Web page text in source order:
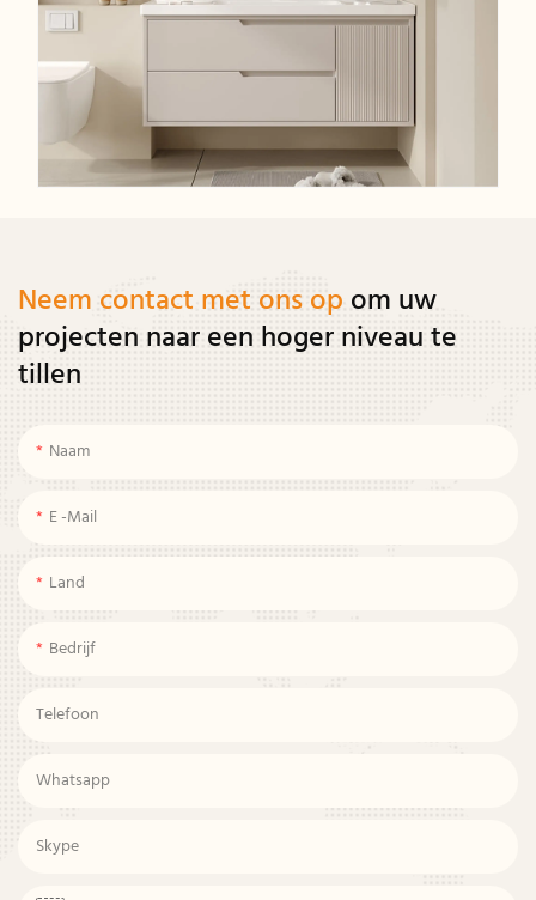
Neem contact met ons op om uw
projecten naar een hoger niveau te
tillen
Naam
E -mail
Land
Bedrijf
Telefoon
Whatsapp
Skype